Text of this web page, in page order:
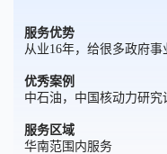
服务优势
从业16年，给很多政府
优秀案例
中石油，中国核动力研究
服务区域
华南范围内服务